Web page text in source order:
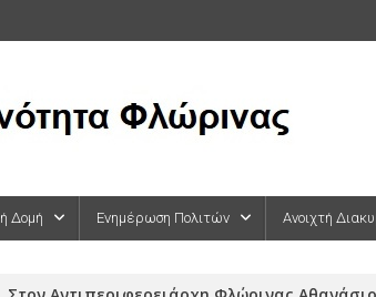
Δομή Ενημέρωση Πολιτών Ανοιχτή